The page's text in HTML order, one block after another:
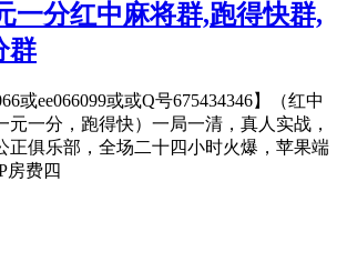
一分红中麻将群,跑得快群,
群
或ee066099或或Q号675434346】（红中
元一分，跑得快）一局一清，真人实战，
正俱乐部，全场二十四小时火爆，苹果端
房费四